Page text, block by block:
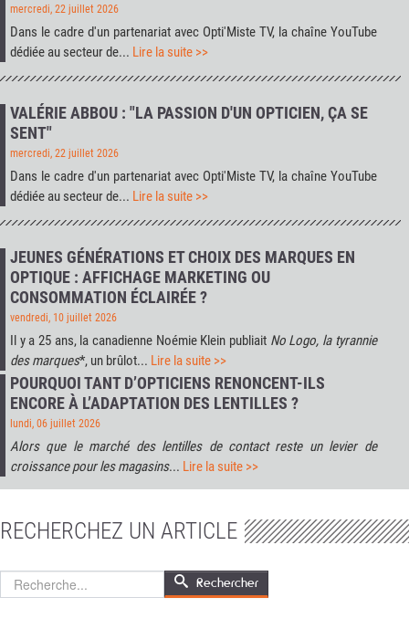
mercredi, 22 juillet 2026
Dans le cadre d'un partenariat avec Opti'Miste TV, la chaîne YouTube
dédiée au secteur de... Lire la suite >>
VALÉRIE ABBOU : "LA PASSION D'UN OPTICIEN, ÇA SE
SENT"
mercredi, 22 juillet 2026
Dans le cadre d'un partenariat avec Opti'Miste TV, la chaîne YouTube
dédiée au secteur de... Lire la suite >>
JEUNES GÉNÉRATIONS ET CHOIX DES MARQUES EN
OPTIQUE : AFFICHAGE MARKETING OU
CONSOMMATION ÉCLAIRÉE ?
vendredi, 10 juillet 2026
Il y a 25 ans, la canadienne Noémie Klein publiait No Logo, la tyrannie
des marques*, un brûlot... Lire la suite >>
POURQUOI TANT D’OPTICIENS RENONCENT-ILS
ENCORE À L’ADAPTATION DES LENTILLES ?
lundi, 06 juillet 2026
Alors que le marché des lentilles de contact reste un levier de
croissance pour les magasins... Lire la suite >>
RECHERCHEZ UN ARTICLE
Rechercher Rechercher